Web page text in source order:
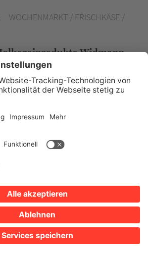
WOCHENMARKT / FRISCHKÄSE /
Widmann
Google Maps
In
Google Maps
Sülmerstraße 8
Tel. 07131 6423112